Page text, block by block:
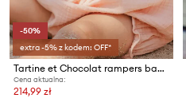
-50%
extra -5% z kodem: OFF*
Tartine et Chocolat rampers bawełniany niemowlęcy
Cena aktualna:
214,99 zł